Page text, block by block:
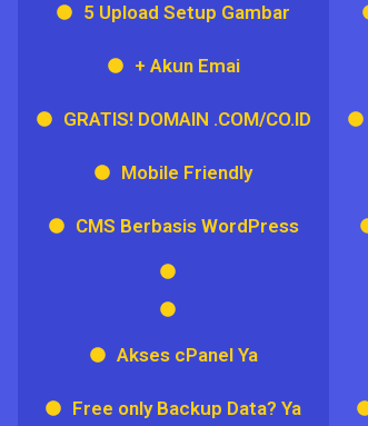
5 Upload Setup Gambar
+ Akun Emai
GRATIS! DOMAIN .COM/CO.ID
Mobile Friendly
CMS Berbasis WordPress
Akses cPanel Ya
Free only Backup Data? Ya